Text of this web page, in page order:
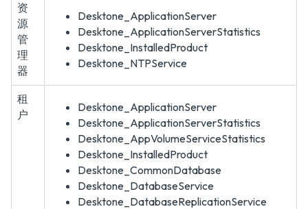
资
源
管
理
器
Desktone_ApplicationServer
Desktone_ApplicationServerStatistics
Desktone_InstalledProduct
Desktone_NTPService
租
户
Desktone_ApplicationServer
Desktone_ApplicationServerStatistics
Desktone_AppVolumeServiceStatistics
Desktone_InstalledProduct
Desktone_CommonDatabase
Desktone_DatabaseService
Desktone_DatabaseReplicationService